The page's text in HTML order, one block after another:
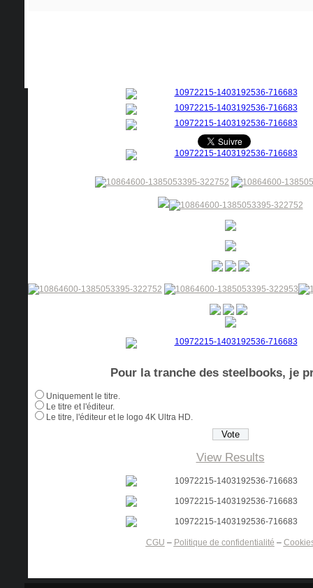
Pour la tranche des steelbooks, je
Uniquement le titre.
Le titre et l'éditeur.
Le titre, l'éditeur et le logo 4K Ultra HD.
View Results
CGU – Politique de confidentialité –